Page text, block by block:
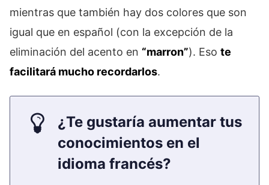
mientras que también hay dos colores que son
igual que en español (con la excepción de la
eliminación del acento en “marron”). Eso te
facilitará mucho recordarlos.
¿Te gustaría aumentar tus
conocimientos en el
idioma francés?